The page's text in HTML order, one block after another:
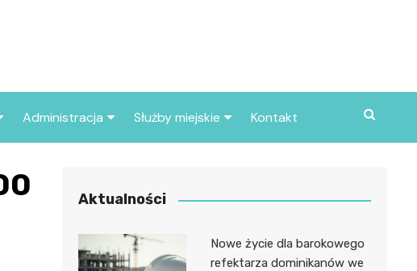
Administracja
MOPS
Urząd miasta
Służby miejskie
Policja
Kontakt
Aktualności
Nowe życie dla barokowego
refektarza dominikanów we